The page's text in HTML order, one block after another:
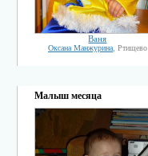
Ваня
Оксана Манжурина, Ртищево
Малыш месяца